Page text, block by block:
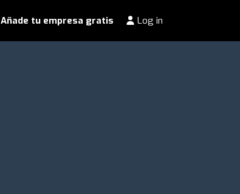
Añade tu empresa gratis Log in